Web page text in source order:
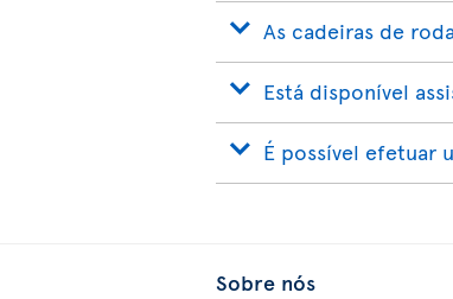
As cadeiras de
Está disponível
É possível efetuar
Sobre nós